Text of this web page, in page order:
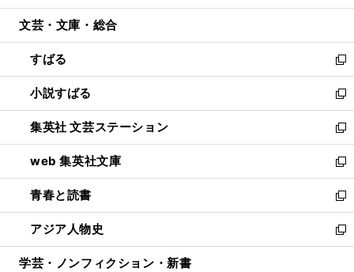
開
ウ
開
く
ン
ウ
で
開
く
ウ
ン
ド
ウ
で
開
く
文芸・文庫・総合
すばる
新
し
い
ウ
ィ
ン
ド
ウ
で
開
く
小説すばる
新
し
い
ウ
ィ
ン
ド
ウ
で
開
集英社 文芸ステーション
新
し
い
ウ
ィ
ン
ド
ウ
web 集英社文庫
新
し
い
ウ
ィ
ン
青春と読書
新
し
い
ウ
アジア人物史
新
し
学芸・ノンフィクション・新書